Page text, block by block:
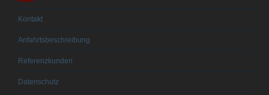
Kontakt
Anfahrtsbeschreibung
Referenzkunden
Datenschutz